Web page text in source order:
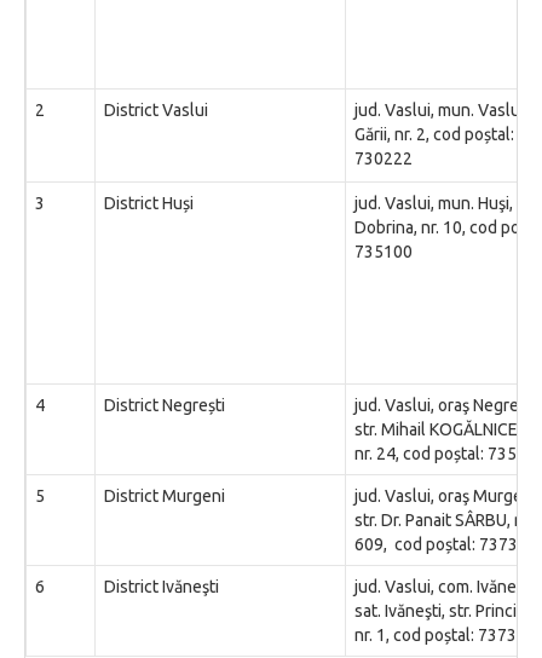
2 District Vaslui
jud. Vaslui, mun. Vaslui,
Gării, nr. 2, cod poștal:
730222
3 District Huși
jud. Vaslui, mun. Huşi, Str.
Dobrina, nr. 10, cod
735100
4 District Negrești
jud. Vaslui, oraş Negreşti,
str. Mihail
nr. 24, cod poștal:
5 District Murgeni
jud. Vaslui, oraş Murgeni,
str. Dr. Panait SÂRBU, nr.
609, cod poștal: 737370
6 District Ivăneşti
jud. Vaslui, com. Ivăneşti,
sat. Ivăneşti, str.
nr. 1, cod poștal: 737300